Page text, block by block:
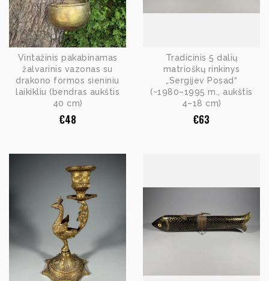
Vintažinis pakabinamas
žalvarinis vazonas su
drakono formos sieniniu
laikikliu (bendras aukštis
40 cm)
€48
Tradicinis 5 dalių
matrioškų rinkinys
„Sergijev Posad“
(~1980–1995 m., aukštis
4–18 cm)
€63